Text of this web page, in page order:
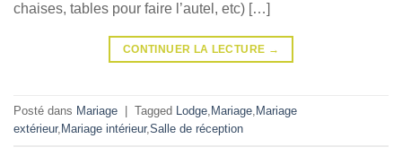
chaises, tables pour faire l’autel, etc) […]
CONTINUER LA LECTURE →
Posté dans Mariage Tagged Lodge Mariage Mariage
extérieur, Mariage intérieur, Salle de réception